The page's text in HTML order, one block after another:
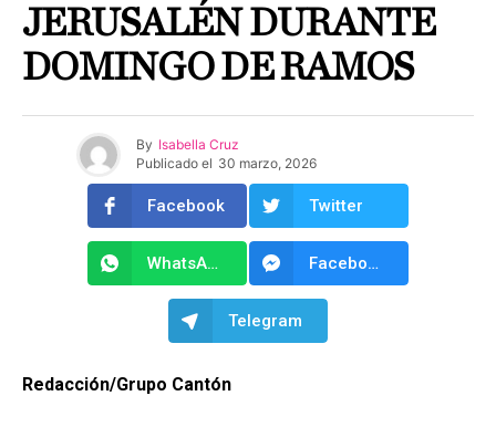
JERUSALÉN DURANTE
DOMINGO DE RAMOS
By Isabella Cruz
Publicado el 30 marzo, 2026
Facebook Twitter
WhatsApp Facebook Messenger
Telegram
Redacción/Grupo Cantón